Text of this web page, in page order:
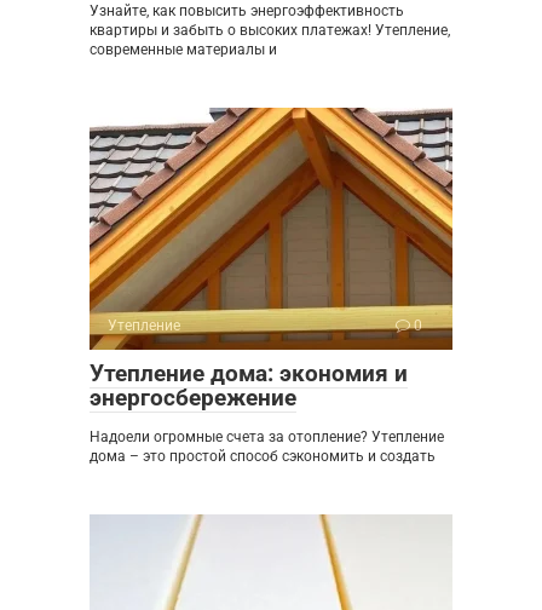
Узнайте, как повысить энергоэффективность
квартиры и забыть о высоких платежах! Утепление,
современные материалы и
Утепление 0
Утепление дома: экономия и
энергосбережение
Надоели огромные счета за отопление? Утепление
дома – это простой способ сэкономить и создать